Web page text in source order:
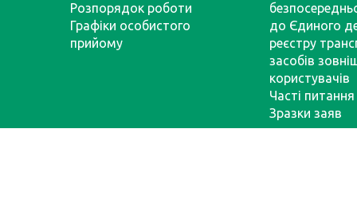
Розпорядок роботи
Графіки особистого
прийому
до Єдиного
реєстру
засобів
користувачів
Часті питання
Зразки заяв